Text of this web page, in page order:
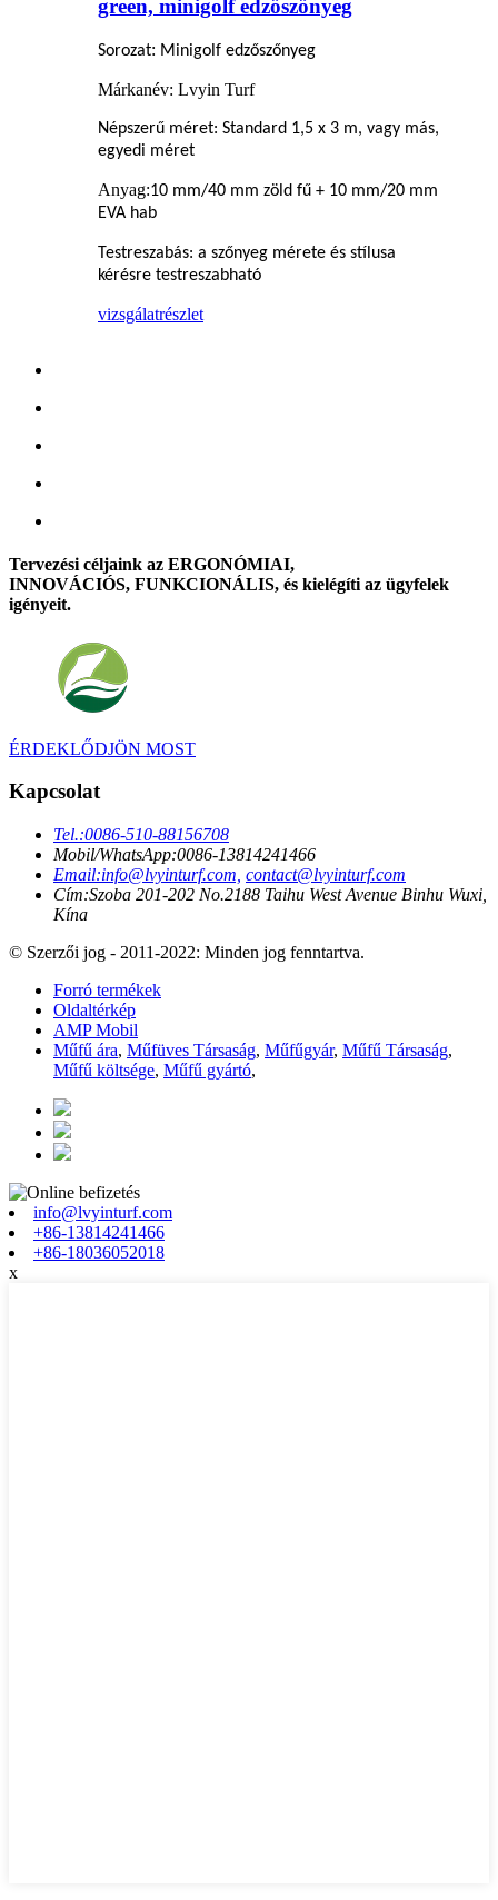
green, minigolf edzőszőnyeg
Sorozat: Minigolf edzőszőnyeg
Márkanév: Lvyin Turf
Népszerű méret: Standard 1,5 x 3 m, vagy más,
egyedi méret
Anyag:10 mm/40 mm zöld fű + 10 mm/20 mm
EVA hab
Testreszabás: a szőnyeg mérete és stílusa
kérésre testreszabható
vizsgálatrészlet
Tervezési céljaink az ERGONÓMIAI,
INNOVÁCIÓS, FUNKCIONÁLIS, és kielégíti az ügyfelek
igényeit.
ÉRDEKLŐDJÖN MOST
Kapcsolat
Tel.:0086-510-88156708
Mobil/WhatsApp:0086-13814241466
Email:info@lvyinturf.com, contact@lvyinturf.com
Cím:Szoba 201-202 No.2188 Taihu West Avenue Binhu Wuxi,
Kína
© Szerzői jog - 2011-2022: Minden jog fenntartva.
Forró termékek
Oldaltérkép
AMP Mobil
Műfű ára, Műfüves Társaság, Műfűgyár, Műfű Társaság,
Műfű költsége, Műfű gyártó,
info@lvyinturf.com
+86-13814241466
+86-18036052018
x